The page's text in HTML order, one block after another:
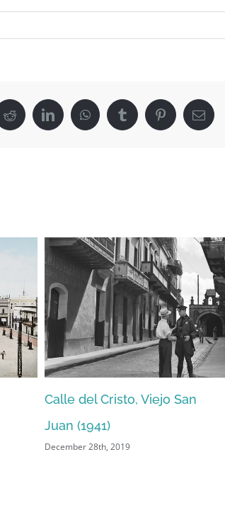
Reddit LinkedInWhatsAppTumblrPinterestEmail
Calle del Cristo, Viejo San
Juan (1941)
December 28th, 2019